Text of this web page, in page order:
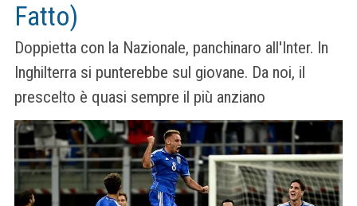
Fatto)
Doppietta con la Nazionale, panchinaro all'Inter. In
Inghilterra si punterebbe sul giovane. Da noi, il
prescelto è quasi sempre il più anziano